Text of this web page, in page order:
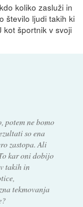
koliko zasluži in
število ljudi takih ki
kot športnik v svoji
potem ne bomo
so ena
zastopa. Ali
kar oni dobijo
takih in
tekmovanja